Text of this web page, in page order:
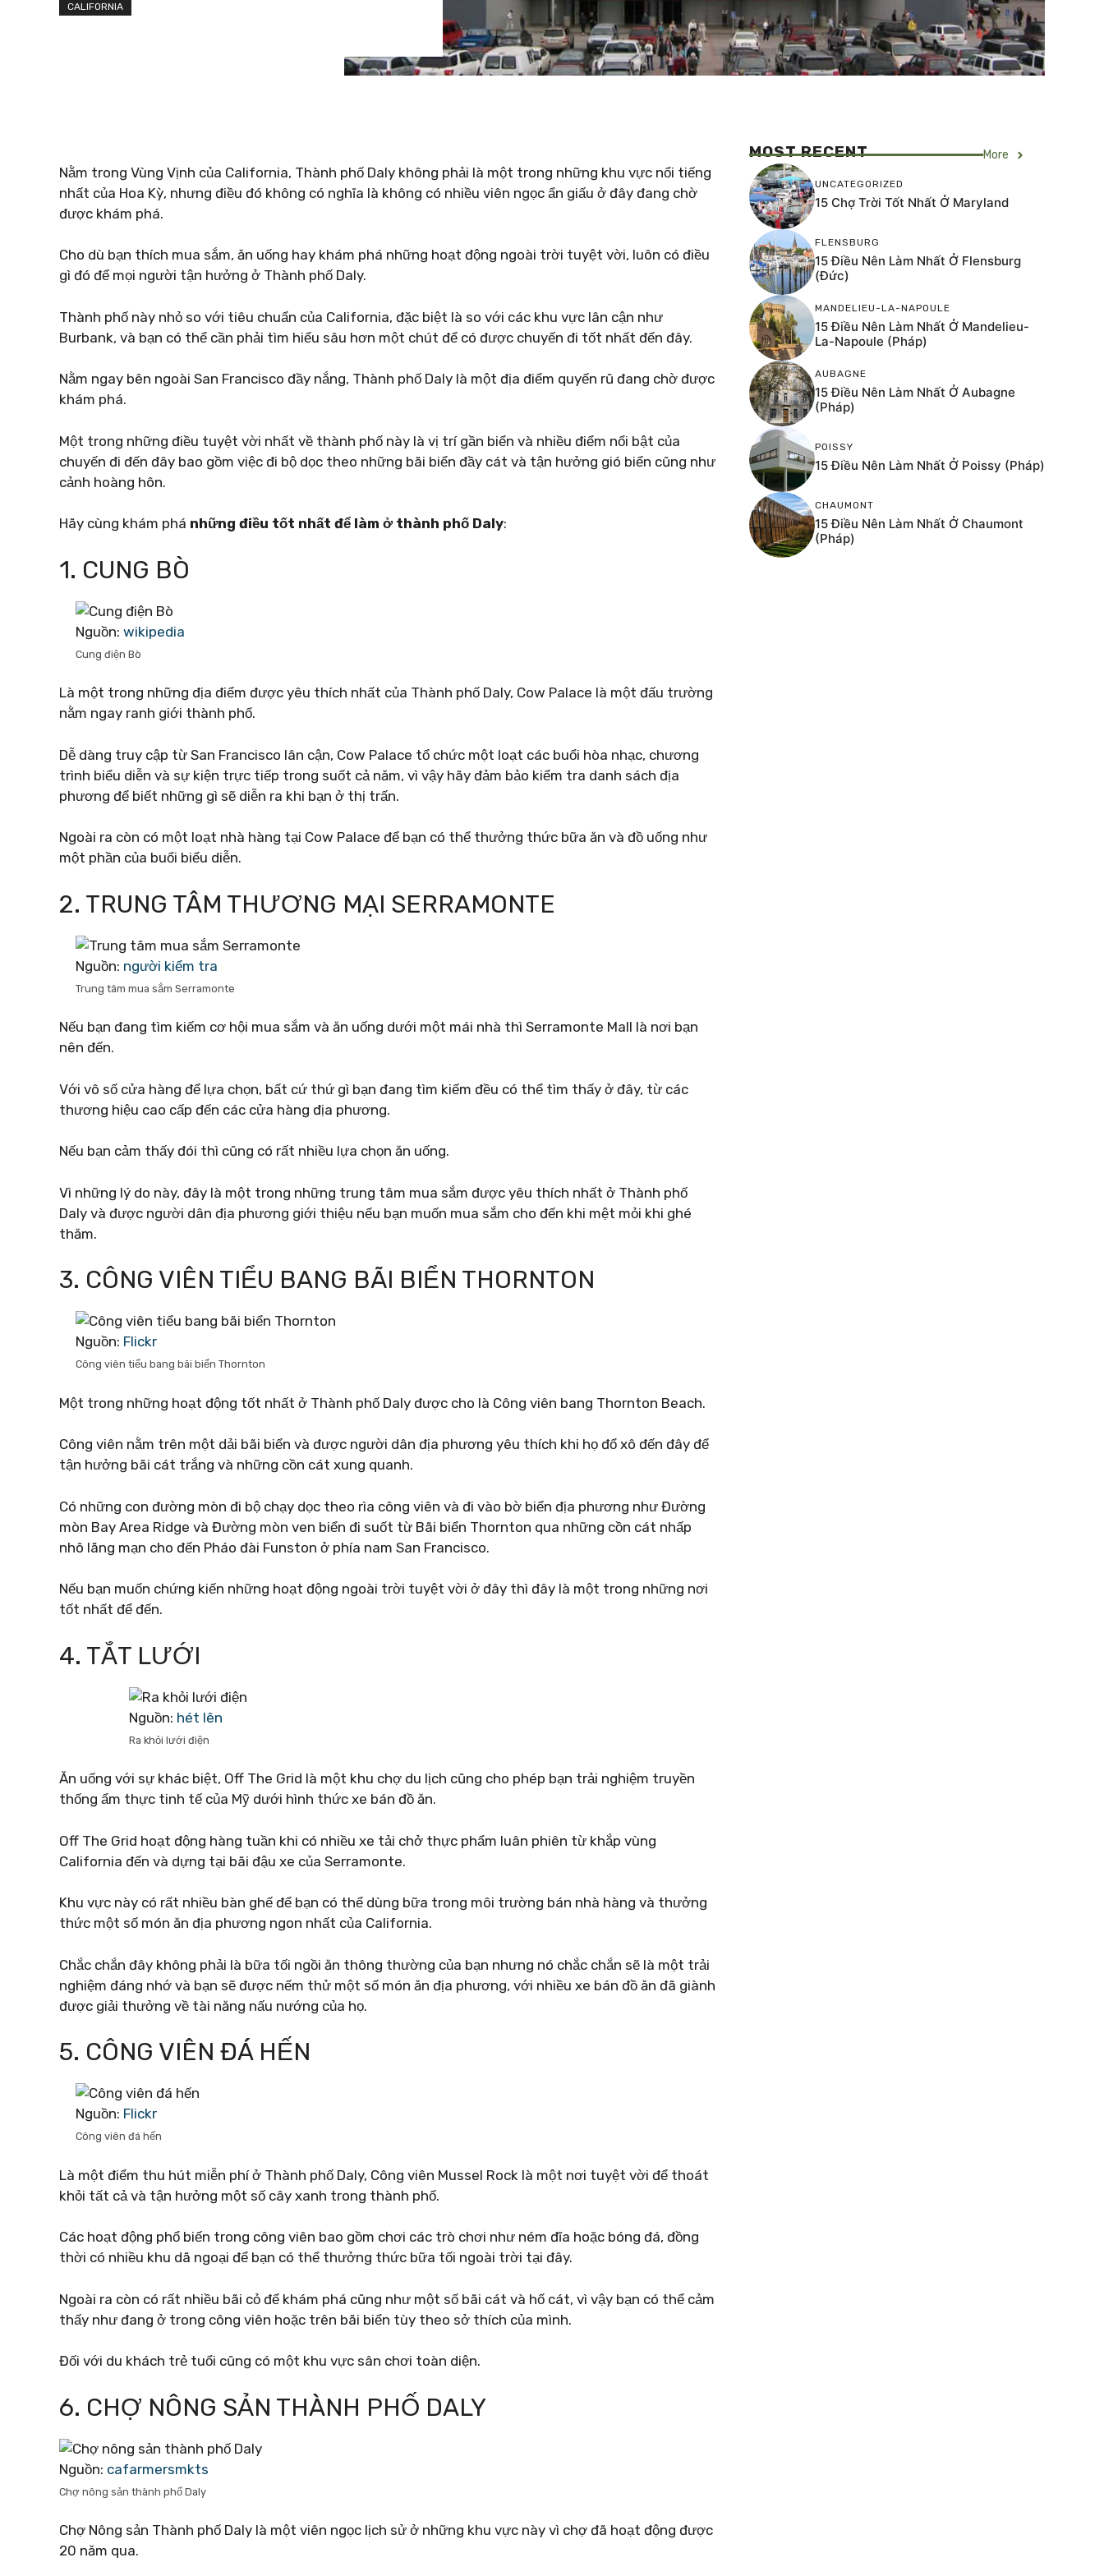
CALIFORNIA
Nằm trong Vùng Vịnh của California, Thành phố Daly không phải là một trong những khu vực nổi tiếng
nhất của Hoa Kỳ, nhưng điều đó không có nghĩa là không có nhiều viên ngọc ẩn giấu ở đây đang chờ
được khám phá.
Cho dù bạn thích mua sắm, ăn uống hay khám phá những hoạt động ngoài trời tuyệt vời, luôn có điều
gì đó để mọi người tận hưởng ở Thành phố Daly.
Thành phố này nhỏ so với tiêu chuẩn của California, đặc biệt là so với các khu vực lân cận như
Burbank, và bạn có thể cần phải tìm hiểu sâu hơn một chút để có được chuyến đi tốt nhất đến đây.
Nằm ngay bên ngoài San Francisco đầy nắng, Thành phố Daly là một địa điểm quyến rũ đang chờ được
khám phá.
Một trong những điều tuyệt vời nhất về thành phố này là vị trí gần biển và nhiều điểm nổi bật của
chuyến đi đến đây bao gồm việc đi bộ dọc theo những bãi biển đầy cát và tận hưởng gió biển cũng như
cảnh hoàng hôn.
Hãy cùng khám phá những điều tốt nhất để làm ở thành phố Daly:
1. CUNG BÒ
Nguồn: wikipedia
Cung điện Bò
Là một trong những địa điểm được yêu thích nhất của Thành phố Daly, Cow Palace là một đấu trường
nằm ngay ranh giới thành phố.
Dễ dàng truy cập từ San Francisco lân cận, Cow Palace tổ chức một loạt các buổi hòa nhạc, chương
trình biểu diễn và sự kiện trực tiếp trong suốt cả năm, vì vậy hãy đảm bảo kiểm tra danh sách địa
phương để biết những gì sẽ diễn ra khi bạn ở thị trấn.
Ngoài ra còn có một loạt nhà hàng tại Cow Palace để bạn có thể thưởng thức bữa ăn và đồ uống như
một phần của buổi biểu diễn.
2. TRUNG TÂM THƯƠNG MẠI SERRAMONTE
Nguồn: người kiểm tra
Trung tâm mua sắm Serramonte
Nếu bạn đang tìm kiếm cơ hội mua sắm và ăn uống dưới một mái nhà thì Serramonte Mall là nơi bạn
nên đến.
Với vô số cửa hàng để lựa chọn, bất cứ thứ gì bạn đang tìm kiếm đều có thể tìm thấy ở đây, từ các
thương hiệu cao cấp đến các cửa hàng địa phương.
Nếu bạn cảm thấy đói thì cũng có rất nhiều lựa chọn ăn uống.
Vì những lý do này, đây là một trong những trung tâm mua sắm được yêu thích nhất ở Thành phố
Daly và được người dân địa phương giới thiệu nếu bạn muốn mua sắm cho đến khi mệt mỏi khi ghé
thăm.
3. CÔNG VIÊN TIỂU BANG BÃI BIỂN THORNTON
Nguồn: Flickr
Công viên tiểu bang bãi biển Thornton
Một trong những hoạt động tốt nhất ở Thành phố Daly được cho là Công viên bang Thornton Beach.
Công viên nằm trên một dải bãi biển và được người dân địa phương yêu thích khi họ đổ xô đến đây để
tận hưởng bãi cát trắng và những cồn cát xung quanh.
Có những con đường mòn đi bộ chạy dọc theo rìa công viên và đi vào bờ biển địa phương như Đường
mòn Bay Area Ridge và Đường mòn ven biển đi suốt từ Bãi biển Thornton qua những cồn cát nhấp
nhô lãng mạn cho đến Pháo đài Funston ở phía nam San Francisco.
Nếu bạn muốn chứng kiến ​​những hoạt động ngoài trời tuyệt vời ở đây thì đây là một trong những nơi
tốt nhất để đến.
4. TẮT LƯỚI
Nguồn: hét lên
Ra khỏi lưới điện
Ăn uống với sự khác biệt, Off The Grid là một khu chợ du lịch cũng cho phép bạn trải nghiệm truyền
thống ẩm thực tinh tế của Mỹ dưới hình thức xe bán đồ ăn.
Off The Grid hoạt động hàng tuần khi có nhiều xe tải chở thực phẩm luân phiên từ khắp vùng
California đến và dựng tại bãi đậu xe của Serramonte.
Khu vực này có rất nhiều bàn ghế để bạn có thể dùng bữa trong môi trường bán nhà hàng và thưởng
thức một số món ăn địa phương ngon nhất của California.
Chắc chắn đây không phải là bữa tối ngồi ăn thông thường của bạn nhưng nó chắc chắn sẽ là một trải
nghiệm đáng nhớ và bạn sẽ được nếm thử một số món ăn địa phương, với nhiều xe bán đồ ăn đã giành
được giải thưởng về tài năng nấu nướng của họ.
5. CÔNG VIÊN ĐÁ HẾN
Nguồn: Flickr
Công viên đá hến
Là một điểm thu hút miễn phí ở Thành phố Daly, Công viên Mussel Rock là một nơi tuyệt vời để thoát
khỏi tất cả và tận hưởng một số cây xanh trong thành phố.
Các hoạt động phổ biến trong công viên bao gồm chơi các trò chơi như ném đĩa hoặc bóng đá, đồng
thời có nhiều khu dã ngoại để bạn có thể thưởng thức bữa tối ngoài trời tại đây.
Ngoài ra còn có rất nhiều bãi cỏ để khám phá cũng như một số bãi cát và hố cát, vì vậy bạn có thể cảm
thấy như đang ở trong công viên hoặc trên bãi biển tùy theo sở thích của mình.
Đối với du khách trẻ tuổi cũng có một khu vực sân chơi toàn diện.
6. CHỢ NÔNG SẢN THÀNH PHỐ DALY
Nguồn: cafarmersmkts
Chợ nông sản thành phố Daly
Chợ Nông sản Thành phố Daly là một viên ngọc lịch sử ở những khu vực này vì chợ đã hoạt động được
20 năm qua.
MOST RECENT More
UNCATEGORIZED
15 Chợ Trời Tốt Nhất Ở Maryland
FLENSBURG
15 Điều Nên Làm Nhất Ở Flensburg
(Đức)
MANDELIEU-LA-NAPOULE
15 Điều Nên Làm Nhất Ở Mandelieu-
La-Napoule (Pháp)
AUBAGNE
15 Điều Nên Làm Nhất Ở Aubagne
(Pháp)
POISSY
15 Điều Nên Làm Nhất Ở Poissy (Pháp)
CHAUMONT
15 Điều Nên Làm Nhất Ở Chaumont
(Pháp)